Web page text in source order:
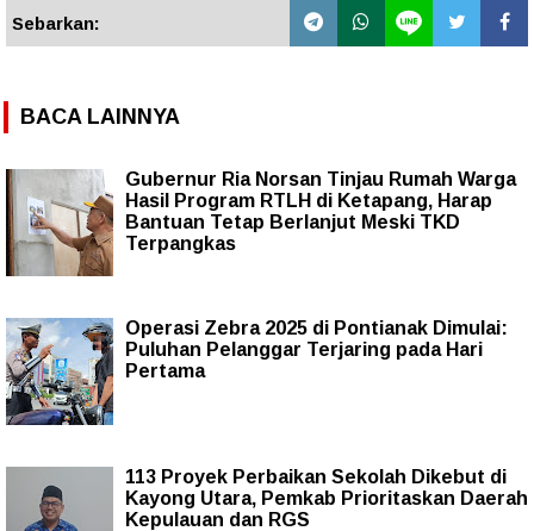
Sebarkan:
BACA LAINNYA
Gubernur Ria Norsan Tinjau Rumah Warga
Hasil Program RTLH di Ketapang, Harap
Bantuan Tetap Berlanjut Meski TKD
Terpangkas
Operasi Zebra 2025 di Pontianak Dimulai:
Puluhan Pelanggar Terjaring pada Hari
Pertama
113 Proyek Perbaikan Sekolah Dikebut di
Kayong Utara, Pemkab Prioritaskan Daerah
Kepulauan dan RGS